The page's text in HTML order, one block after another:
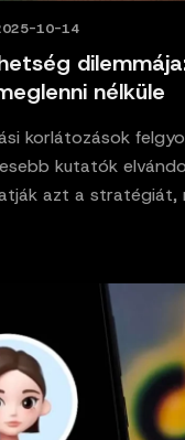
nélküle
10-14
korlátozások
kutatók
azt a stratégiát,